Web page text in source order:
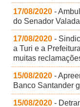
17/08/2020 -
do Senador
17/08/2020 -
a Turi e a
muitas
15/08/2020 -
Banco Santander
15/08/2020 -